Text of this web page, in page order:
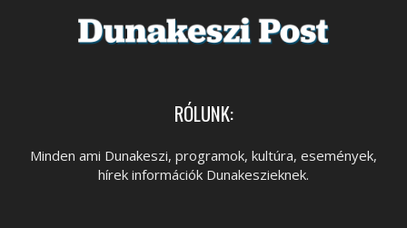
RÓLUNK:
Minden ami Dunakeszi, programok, kultúra, események,
hírek információk Dunakeszieknek.